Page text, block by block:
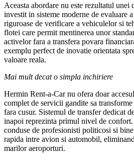
Aceasta abordare nu este rezultatul unei
investit in sisteme moderne de evaluare
riguroase de verificare a vehiculelor si
flotei care permit mentinerea unor
activelor fara a transfera povara
exemplu perfect de inovatie orientata
valoare reala.
Mai mult decat o simpla inchiriere
Hermin Rent-a-Car nu ofera doar
complet de servicii gandite sa
fara cusur. Sistemul de transfer dedicat
inapoi reprezinta primul nivel de
conduse de profesionisti politicosi si
rapida intre avion si automobil,
marilor aeroporturi.